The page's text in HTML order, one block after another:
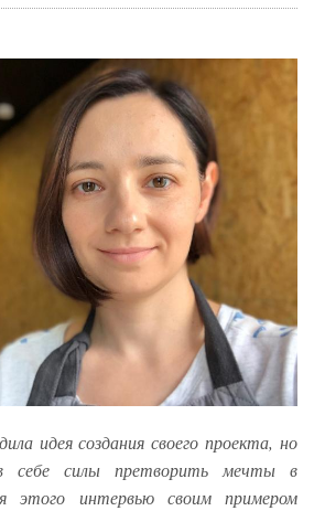
идея создания своего проекта, но
себе силы претворить мечты в
этого интервью своим примером